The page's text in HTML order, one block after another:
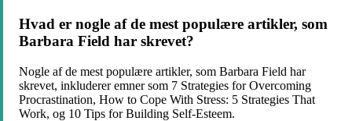
Hvad er nogle af de mest populære artikler, som
Barbara Field har skrevet?
Nogle af de mest populære artikler, som Barbara Field har
skrevet, inkluderer emner som 7 Strategies for Overcoming
Procrastination, How to Cope With Stress: 5 Strategies That
Work, og 10 Tips for Building Self-Esteem.